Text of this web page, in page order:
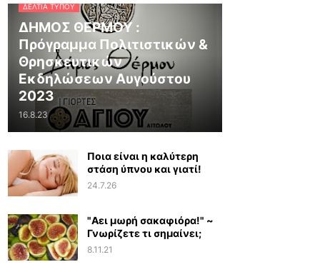
ΔΕΛΤΊΑ ΤΎΠΟΥ
ΔΗΜΟΣ ΘΕΡΜΟΥ :
Πρόγραμμα Πολιτιστικών &
Θρησκευτικών
Εκδηλώσεων Αυγούστου
2023
16.8.23
Ποια είναι η καλύτερη
στάση ύπνου και γιατί!
24.7.26
"Αει μωρή σακαφιόρα!" ~
Γνωρίζετε τι σημαίνει;
8.11.21